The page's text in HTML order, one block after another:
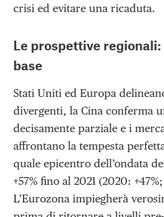
crisi ed evitare una ricaduta.
Le prospettive
base
Stati Uniti ed Europa
divergenti, la Cina conferma
decisamente parziale e i
affrontano la tempesta
quale epicentro dell’ondata
+57% fino al 2021 (2020: +47%;
L’Eurozona impiegherà